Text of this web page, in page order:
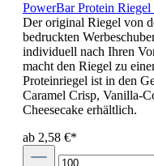
PowerBar Protein
Der original Riegel von
bedruckten
individuell nach Ihren
macht den Riegel zu
Proteinriegel ist in den
Caramel Crisp, Vanilla-
Cheesecake erhältlich.
ab 2,58 €*